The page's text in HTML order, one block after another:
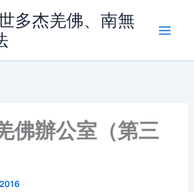
多杰羌佛、南無
佛辦公室（第三